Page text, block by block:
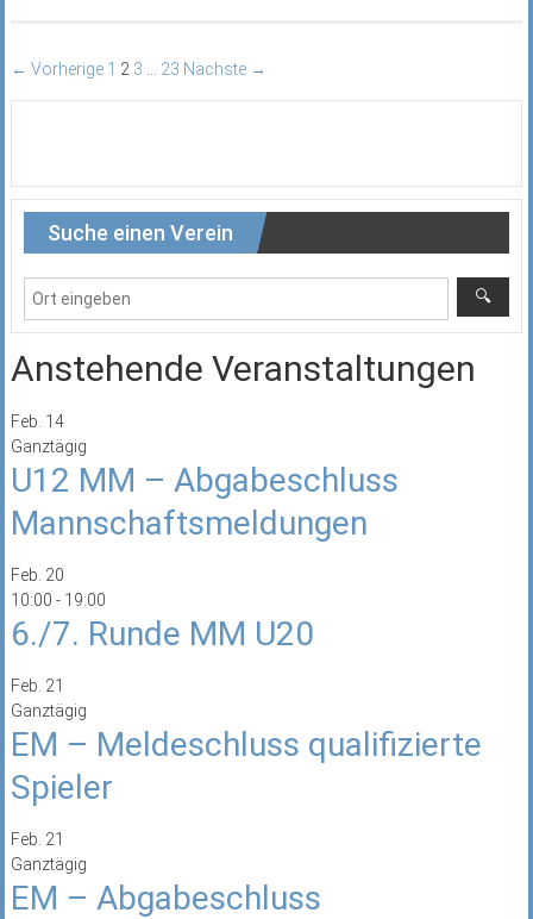
← Vorherige 1 2 3 23 Nächste →
Suche einen Verein
Anstehende Veranstaltungen
Feb. 14
Ganztägig
U12 MM – Abgabeschluss
Mannschaftsmeldungen
Feb. 20
10:00 - 19:00
6./7. Runde MM U20
Feb. 21
Ganztägig
EM – Meldeschluss qualifizierte
Spieler
Feb. 21
Ganztägig
EM – Abgabeschluss